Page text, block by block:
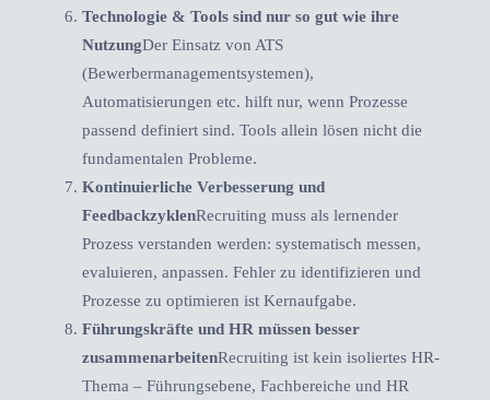
Technologie & Tools sind nur so gut wie ihre
NutzungDer Einsatz von ATS
(Bewerbermanagementsystemen),
Automatisierungen etc. hilft nur, wenn Prozesse
passend definiert sind. Tools allein lösen nicht die
fundamentalen Probleme.
Kontinuierliche Verbesserung und
FeedbackzyklenRecruiting muss als lernender
Prozess verstanden werden: systematisch messen,
evaluieren, anpassen. Fehler zu identifizieren und
Prozesse zu optimieren ist Kernaufgabe.
Führungskräfte und HR müssen besser
zusammenarbeitenRecruiting ist kein isoliertes HR-
Thema – Führungsebene, Fachbereiche und HR